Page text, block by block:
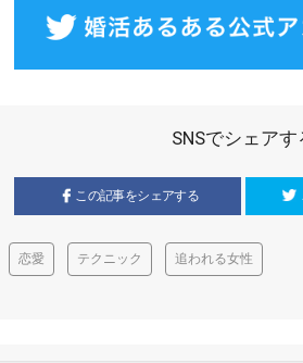
SNSでシェアす
この記事をシェアする
恋愛 テクニック 追われる女性